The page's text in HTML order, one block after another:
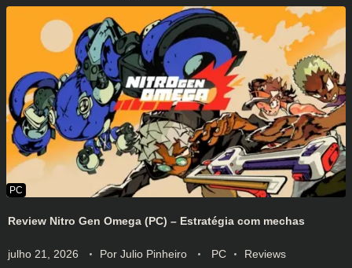
Review Nitro Gen Omega (PC) – Estratégia com mechas
julho 21, 2026 Por Julio Pinheiro PC Reviews